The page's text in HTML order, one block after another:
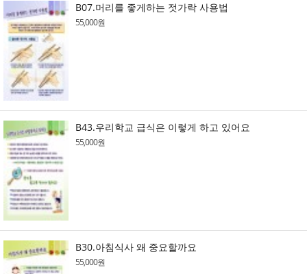
B07.머리를 좋게하는 젓가락 사용법
55,000원
B43.우리학교 급식은 이렇게 하고 있어요
55,000원
B30.아침식사 왜 중요할까요
55,000원